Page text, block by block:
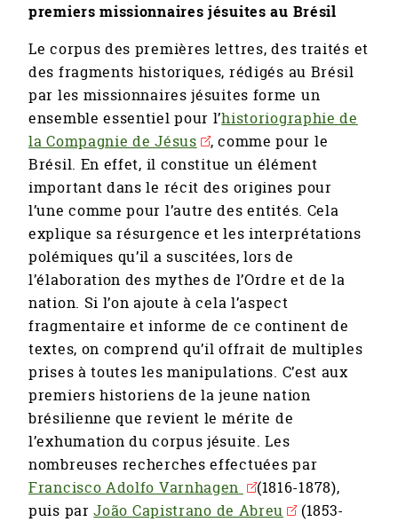
premiers missionnaires jésuites au Brésil
Le corpus des premières lettres, des traités et
des fragments historiques, rédigés au Brésil
par les missionnaires jésuites forme un
ensemble essentiel pour l’historiographie de
la Compagnie de Jésus
, comme pour le
Brésil. En effet, il constitue un élément
important dans le récit des origines pour
l’une comme pour l’autre des entités. Cela
explique sa résurgence et les interprétations
polémiques qu’il a suscitées, lors de
l’élaboration des mythes de l’Ordre et de la
nation. Si l’on ajoute à cela l’aspect
fragmentaire et informe de ce continent de
textes, on comprend qu’il offrait de multiples
prises à toutes les manipulations. C’est aux
premiers historiens de la jeune nation
brésilienne que revient le mérite de
l’exhumation du corpus jésuite. Les
nombreuses recherches effectuées par
Francisco Adolfo Varnhagen
(1816-1878),
puis parJoão Capistrano de Abreu
(1853-